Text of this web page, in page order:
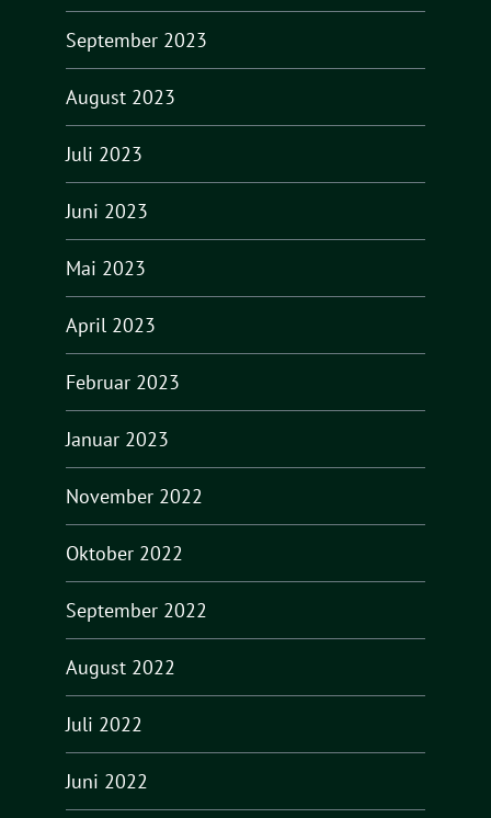
September 2023
August 2023
Juli 2023
Juni 2023
Mai 2023
April 2023
Februar 2023
Januar 2023
November 2022
Oktober 2022
September 2022
August 2022
Juli 2022
Juni 2022